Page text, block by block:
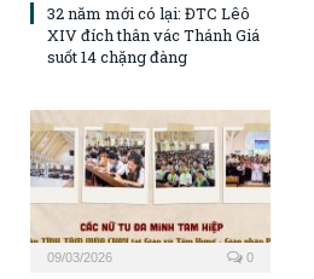
32 năm mới có lại: ĐTC Lêô
XIV đích thân vác Thánh Giá
suốt 14 chặng đàng
09/03/2026 0